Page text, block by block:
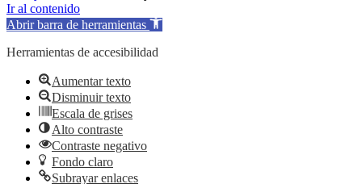
Ir al contenido
Abrir barra de herramientas
Herramientas de accesibilidad
Aumentar texto
Disminuir texto
Escala de grises
Alto contraste
Contraste negativo
Fondo claro
Subrayar enlaces